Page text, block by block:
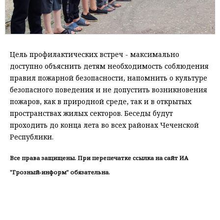
Цель профилактических встреч - максимально
доступно объяснить детям необходимость соблюдения
правил пожарной безопасности, напомнить о культуре
безопасного поведения и не допустить возникновения
пожаров, как в природной среде, так и в открытых
пространствах жилых секторов. Беседы будут
проходить до конца лета во всех районах Чеченской
Республики.
Все права защищены. При перепечатке ссылка на сайт ИА
"Грозный-информ" обязательна.